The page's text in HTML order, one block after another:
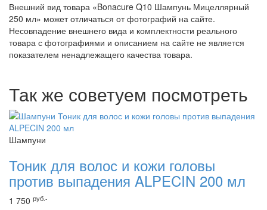
Внешний вид товара «Bonacure Q10 Шампунь Мицеллярный
250 мл» может отличаться от фотографий на сайте.
Несовпадение внешнего вида и комплектности реального
товара с фотографиями и описанием на сайте не является
показателем ненадлежащего качества товара.
Так же советуем посмотреть
Шампуни
Тоник для волос и кожи головы
против выпадения ALPECIN 200 мл
1 750 руб.-